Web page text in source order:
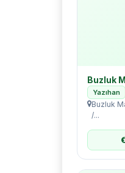
Buzluk
Yazıhan
Buzluk
/...